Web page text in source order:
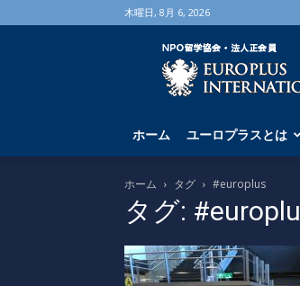
木曜日, 8月 6, 2026
海
外
サ
ー
学
ら
ー
ロ
ホーム ユーロプラスとは
ホーム タグ #europlus
タグ: